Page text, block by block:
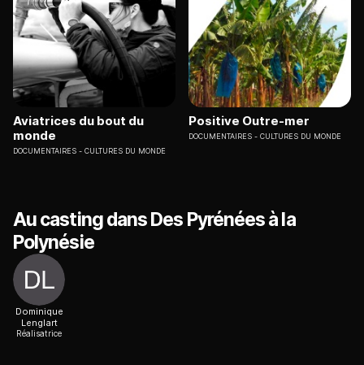
Aviatrices du bout du
monde
DOCUMENTAIRES CULTURES DU MONDE
Positive Outre-mer
DOCUMENTAIRES CULTURES DU MONDE
Au casting dans Des Pyrénées à la
Polynésie
Dominique
Lenglart
Réalisatrice